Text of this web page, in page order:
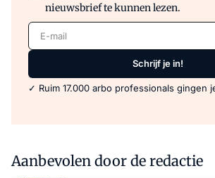
nieuwsbrief te kunnen lezen.
E-mail
Schrijf je in!
✓ Ruim 17.000 arbo professionals gingen
Aanbevolen door de redactie